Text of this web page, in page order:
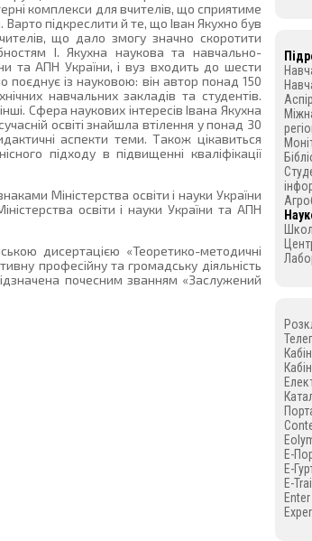
комплекси для вчителів, що сприятиме
підкреслити й те, що Іван Якухно був
що дало змогу значно скоротити
І. Якухна наукова та навчально-
та АПН України, і вуз входить до шести
поєднує із науковою: він автор понад 150
навчальних закладів та студентів.
Сфера наукових інтересів Івана Якухна
освіті знайшла втілення у понад 30
аспекти теми. Також цікавиться
підходу в підвищенні кваліфікації
Міністерства освіти і науки України
освіти і науки України та АПН
дисертацією «Теоретико-методичні
професійну та громадську діяльність
почесним званням «Заслужений
E-
E-
E-
Enter